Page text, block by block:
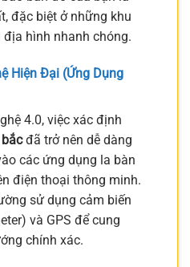
đặc biệt ở những khu
hình nhanh chóng.
Hiện Đại (Ứng Dụng
4.0, việc xác định
đã trở nên dễ dàng
các ứng dụng la bàn
điện thoại thông minh.
sử dụng cảm biến
và GPS để cung
chính xác.